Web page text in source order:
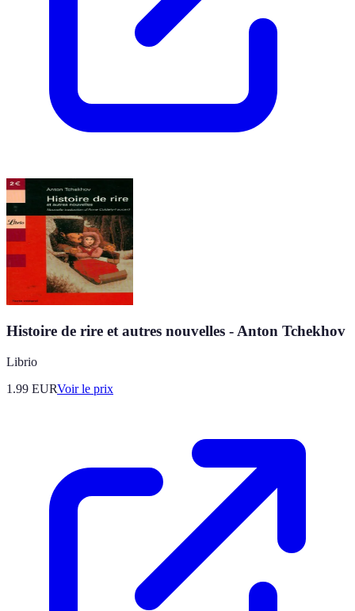
Histoire de rire et autres nouvelles - Anton Tchekhov
Librio
1.99 EURVoir le prix